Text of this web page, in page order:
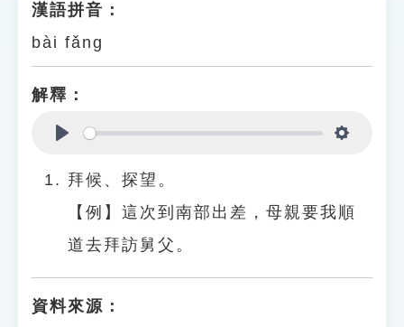
貓頭鷹博士
漢語拼音：
bài fǎng
解釋：
拜候、探望。
【例】這次到南部出差，母親要我順
道去拜訪舅父。
資料來源：